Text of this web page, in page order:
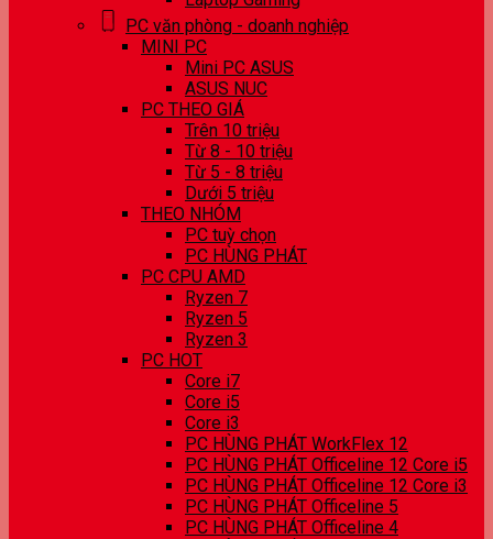
PC văn phòng - doanh nghiệp
MINI PC
Mini PC ASUS
ASUS NUC
PC THEO GIÁ
Trên 10 triệu
Từ 8 - 10 triệu
Từ 5 - 8 triệu
Dưới 5 triệu
THEO NHÓM
PC tuỳ chọn
PC HÙNG PHÁT
PC CPU AMD
Ryzen 7
Ryzen 5
Ryzen 3
PC HOT
Core i7
Core i5
Core i3
PC HÙNG PHÁT WorkFlex 12
PC HÙNG PHÁT Officeline 12 Core i5
PC HÙNG PHÁT Officeline 12 Core i3
PC HÙNG PHÁT Officeline 5
PC HÙNG PHÁT Officeline 4